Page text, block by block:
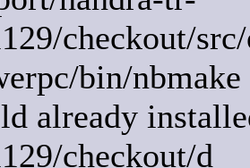
checkout/
bin/
already
checkout/d